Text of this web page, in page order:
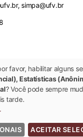
simpa@ufv.br
Federal de Viçosa - Todos os
favor, habilitar alguns
Estatísticas
? Você pode sempre
tarde.
ACEITAR